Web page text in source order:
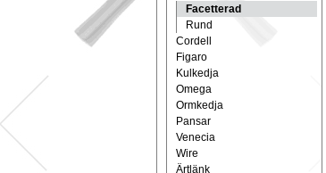
Facetterad
Rund
Cordell
Figaro
Kulkedja
Omega
Ormkedja
Pansar
Venecia
Wire
Ärtlänk